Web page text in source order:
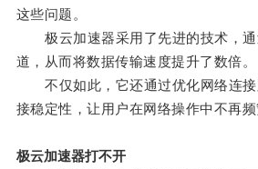
这些问题。
极云加速器采用了先进的技术，通
道，从而将数据传输速度提升了数倍。
不仅如此，它还通过优化网络连接
接稳定性，让用户在网络操作中不再频
极云加速器打不开